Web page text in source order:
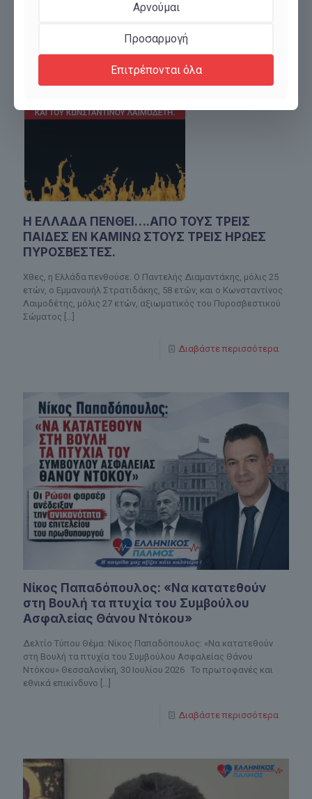
Η ΕΛΛΑΔΑ ΠΕΝΘΕΙ….ΑΠΟ ΤΟΥΣ ΤΡΕΙΣ
ΠΑΙΔΕΣ ΕΝ ΚΑΜΙΝΩ ΣΤΟΥΣ ΤΡΕΙΣ ΗΡΩΕΣ
ΠΥΡΟΣΒΕΣΤΕΣ.
Χθες, η Ελλάδα πενθούσε. Ο Παντελής Διαμαντάκης, μόλις 25
ετών, ο Εμμανουήλ Στρατιδάκης, 58 ετών, και ο Κωνσταντίνος
Λαιμοδέτης, μόλις 27 ετών, αξιωματικός του Πυροσβεστικού
Σώματος
Διαβάστε περισσότερα
Νίκος Παπαδόπουλος: «Να κατατεθούν
στη Βουλή τα πτυχία του Συμβούλου
Ασφαλείας Θάνου Ντόκου»
Δελτίο Τύπου Θέμα: Νίκος Παπαδόπουλος: «Να κατατεθούν
στη Βουλή τα πτυχία του Συμβούλου Ασφαλείας Θάνου
Ντόκου» Θεσσαλονίκη, 30 Ιουλίου 2026 Το πρωτοφανές και
εθνικά επικίνδυνο […]
Διαβάστε περισσότερα
Αρνούμαι
Προσαρμογή
Επιτρέπονται όλα